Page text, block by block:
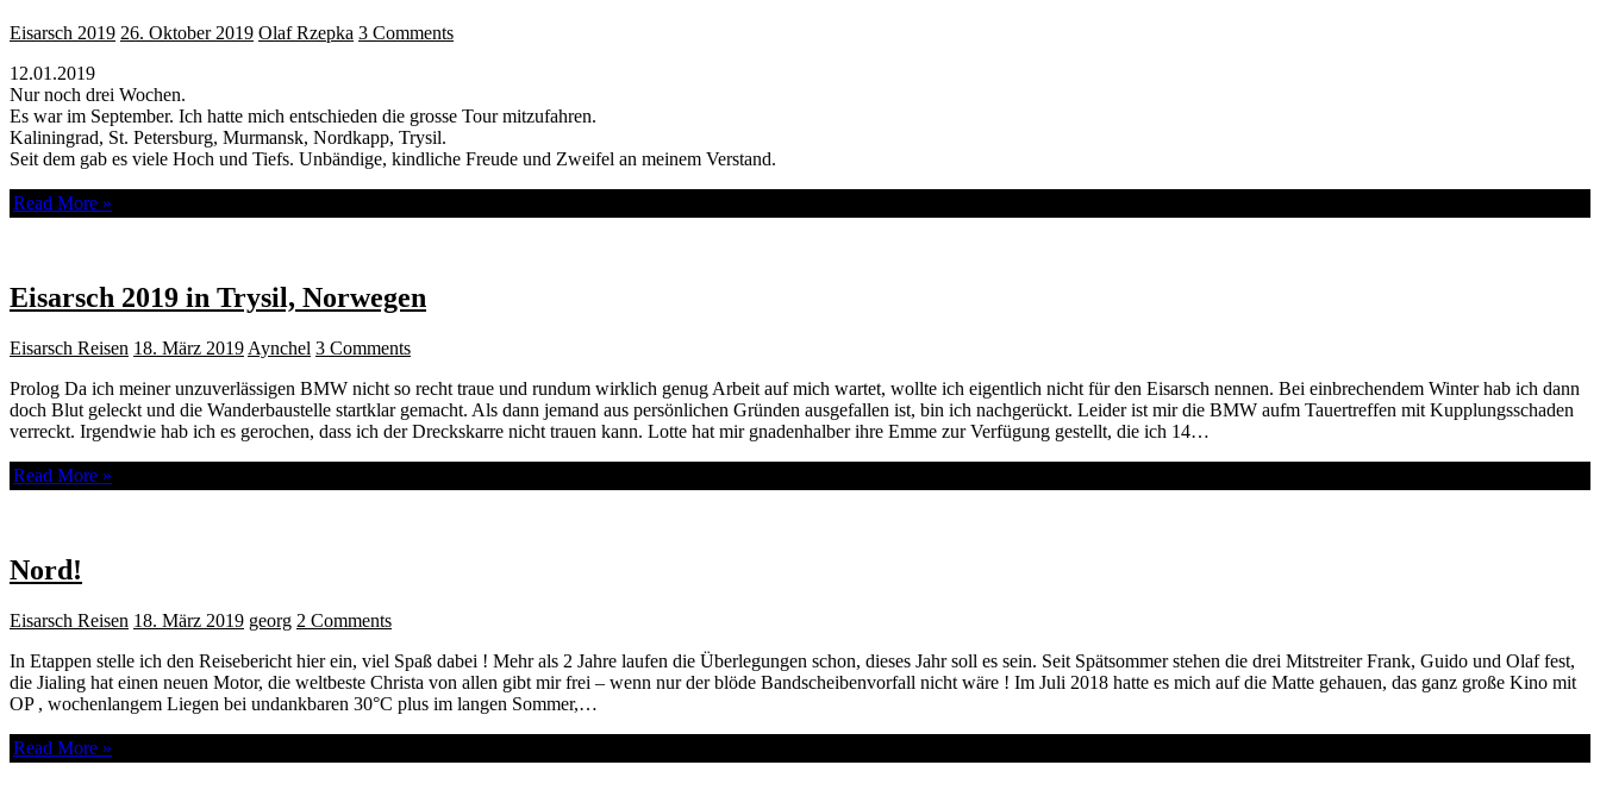
Eisarsch 2019 26. Oktober 2019 Olaf Rzepka 3 Comments
12.01.2019
Nur noch drei Wochen.
Es war im September. Ich hatte mich entschieden die grosse Tour mitzufahren.
Kaliningrad, St. Petersburg, Murmansk, Nordkapp, Trysil.
Seit dem gab es viele Hoch und Tiefs. Unbändige, kindliche Freude und Zweifel an meinem Verstand.
Read More »
Eisarsch 2019 in Trysil, Norwegen
Eisarsch Reisen 18. März 2019 Aynchel 3 Comments
Prolog Da ich meiner unzuverlässigen BMW nicht so recht traue und rundum wirklich genug Arbeit auf mich wartet, wollte ich eigentlich nicht für den Eisarsch nennen. Bei einbrechendem Winter hab ich dann
doch Blut geleckt und die Wanderbaustelle startklar gemacht. Als dann jemand aus persönlichen Gründen ausgefallen ist, bin ich nachgerückt. Leider ist mir die BMW aufm Tauertreffen mit Kupplungsschaden
verreckt. Irgendwie hab ich es gerochen, dass ich der Dreckskarre nicht trauen kann. Lotte hat mir gnadenhalber ihre Emme zur Verfügung gestellt, die ich 14…
Read More »
Nord!
Eisarsch Reisen 18. März 2019 georg 2 Comments
In Etappen stelle ich den Reisebericht hier ein, viel Spaß dabei ! Mehr als 2 Jahre laufen die Überlegungen schon, dieses Jahr soll es sein. Seit Spätsommer stehen die drei Mitstreiter Frank, Guido und Olaf fest,
die Jialing hat einen neuen Motor, die weltbeste Christa von allen gibt mir frei – wenn nur der blöde Bandscheibenvorfall nicht wäre ! Im Juli 2018 hatte es mich auf die Matte gehauen, das ganz große Kino mit
OP , wochenlangem Liegen bei undankbaren 30°C plus im langen Sommer,…
Read More »